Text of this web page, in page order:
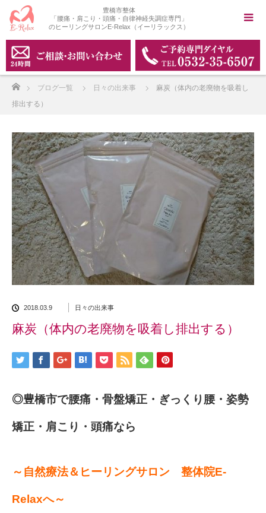
豊橋市整体
「腰痛・肩こり・頭痛・自律神経失調症専門」
のヒーリングサロンE-Relax（イーリラックス）
ブログ一覧 日々の出来事
麻炭（体内の老廃物を吸着し
排出する）
2018.03.9 日々の出来事
麻炭（体内の老廃物を吸着し排出する）
◎豊橋市で腰痛・骨盤矯正・ぎっくり腰・姿勢
矯正・肩こり・頭痛なら
～自然療法＆ヒーリングサロン 整体院E-
Relaxへ～